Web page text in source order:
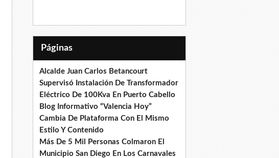
Páginas
Alcalde Juan Carlos Betancourt
Supervisó Instalación De Transformador
Eléctrico De 100Kva En Puerto Cabello
Blog Informativo “Valencia Hoy”
Cambia De Plataforma Con El Mismo
Estilo Y Contenido
Más De 5 Mil Personas Colmaron El
Municipio San Diego En Los Carnavales